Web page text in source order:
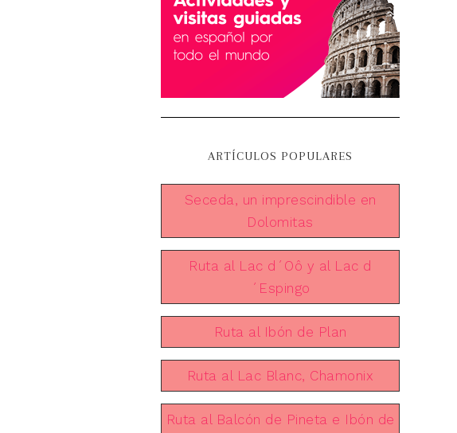
ARTÍCULOS POPULARES
Seceda, un imprescindible en
Dolomitas
Ruta al Lac d´Oô y al Lac d
´Espingo
Ruta al Ibón de Plan
Ruta al Lac Blanc, Chamonix
Ruta al Balcón de Pineta e Ibón de